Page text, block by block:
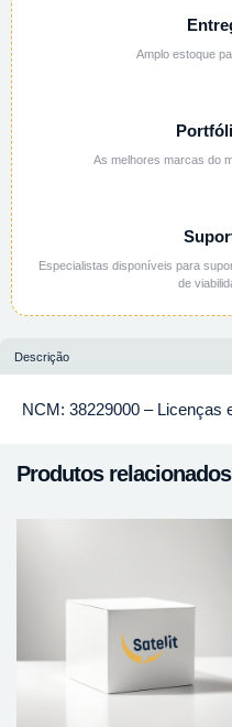
Amplo estoque
As melhores marcas do
Especialistas disponíveis para
de
Descrição
NCM: 38229000 – Licenças
Produtos relacionados